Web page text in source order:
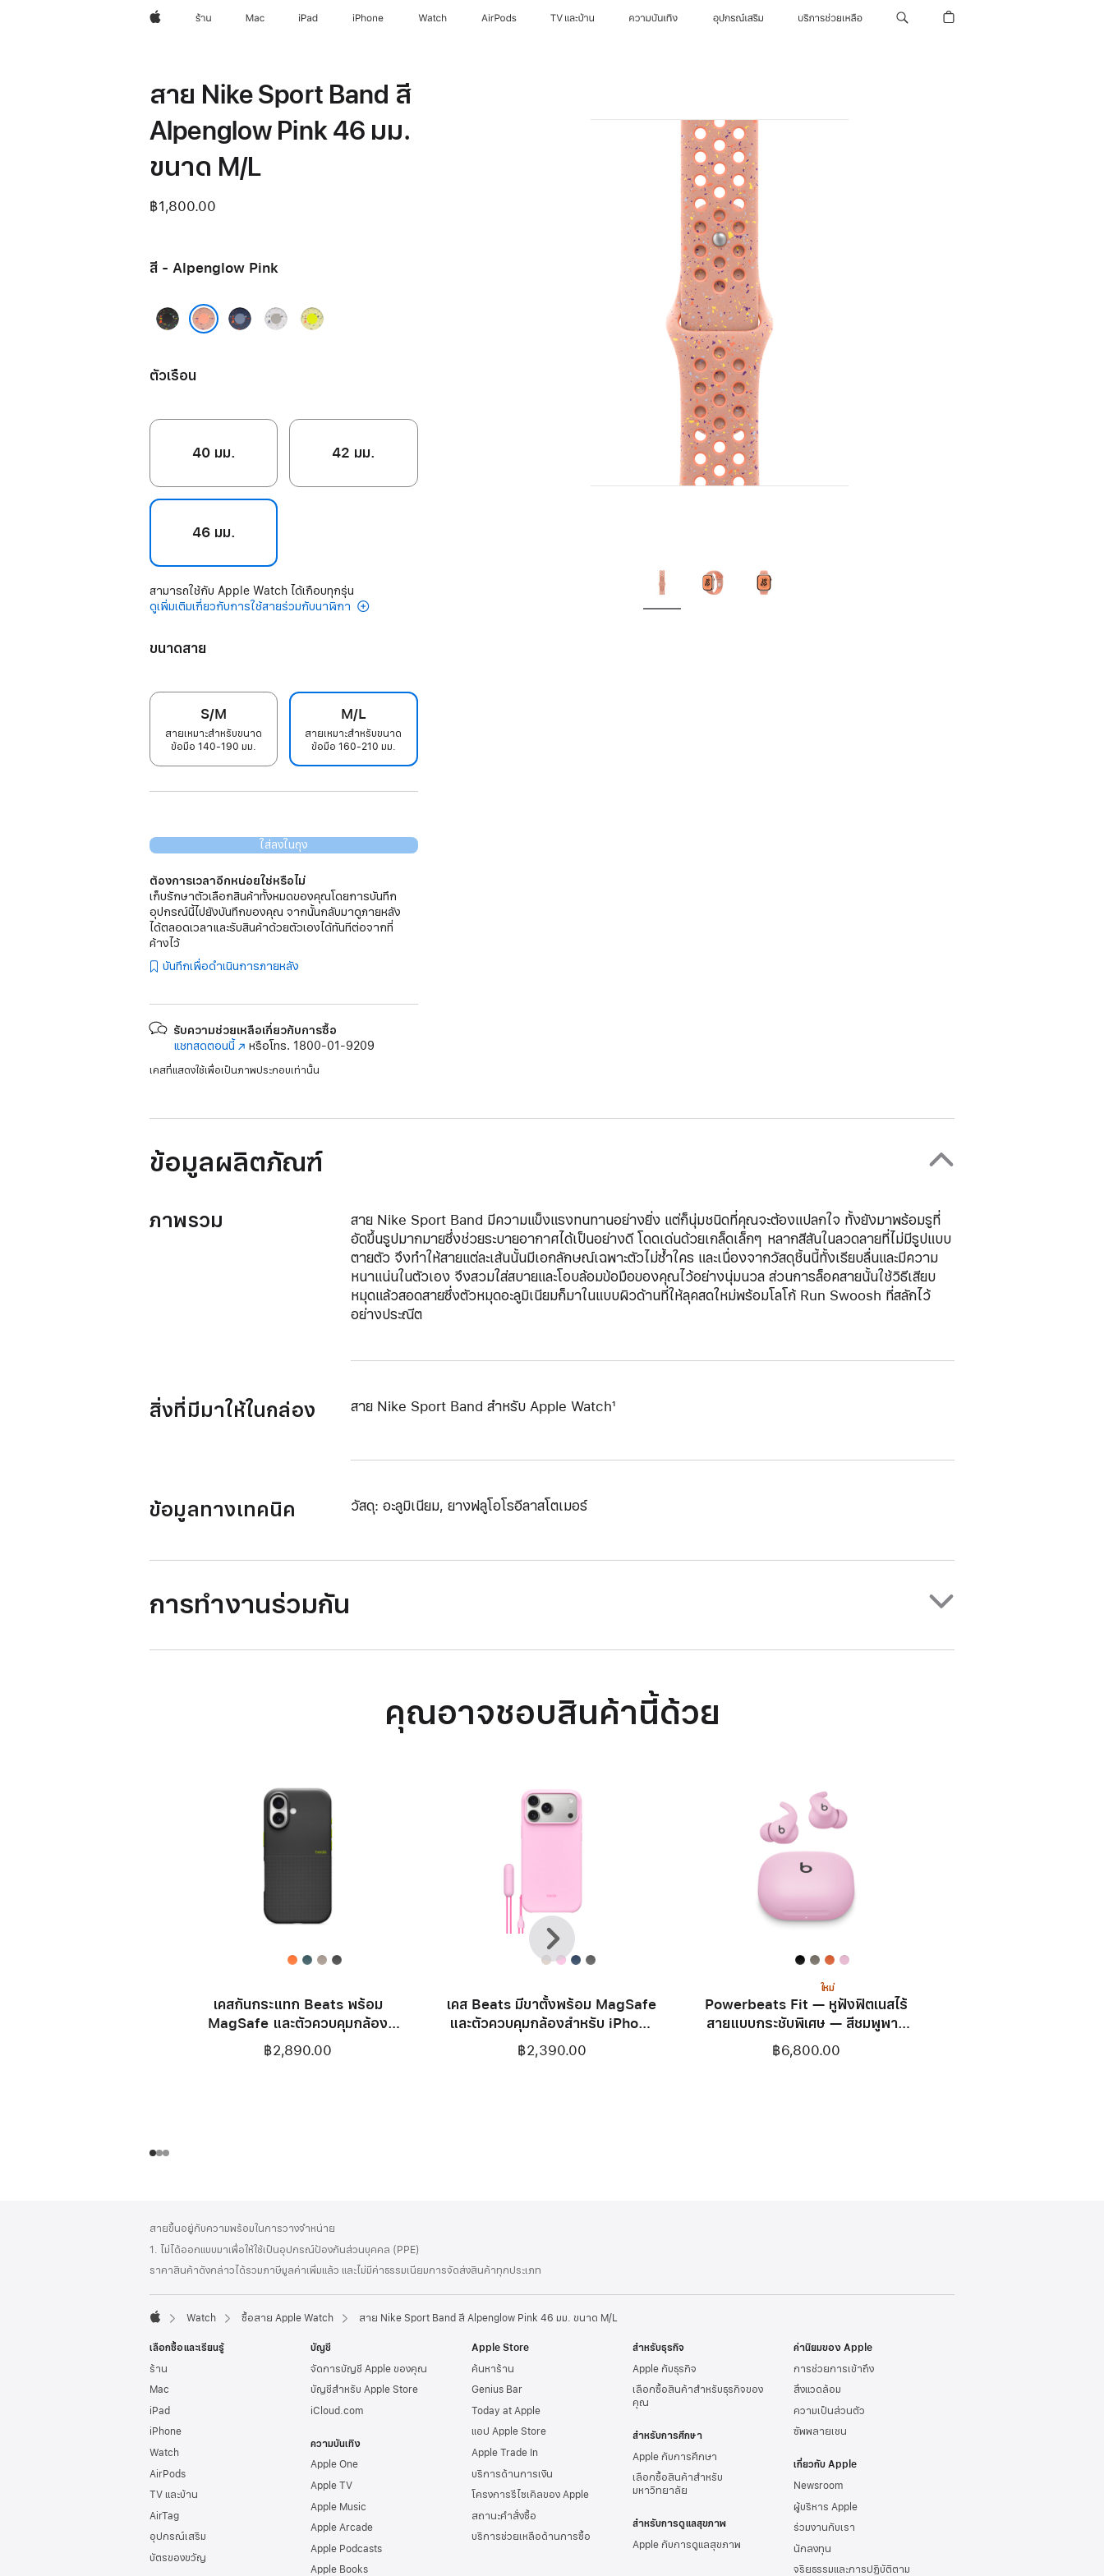
Appleร้าน Mac iPad iPhone Watch AirPods TV และบ้าน ความบันเทิง อุปกรณ์เสริม บริการช่วยเหลือ
สาย Nike Sport Band สี
Alpenglow Pink 46 มม.
ขนาด M/L
฿1,800.00
สี - Alpenglow Pink
Midnight
BlackAlpenglow Pink
Blue
Ribbon
Veiled
Grey
Volt
Splash
ตัวเรือน
40 มม. 42 มม.
46 มม.
สามารถใช้กับ Apple Watch ได้เกือบทุกรุ่น
ดูเพิ่มเติมเกี่ยวกับการใช้สายร่วมกับนาฬิกา
ขนาดสาย
S/M
สายเหมาะสำหรับขนาด
ข้อมือ 140-190 มม.
M/L
สายเหมาะสำหรับขนาด
ข้อมือ 160-210 มม.
ใส่ลงในถุง
ต้องการเวลาอีกหน่อยใช่หรือไม่
เก็บรักษาตัวเลือกสินค้าทั้งหมดของคุณโดยการบันทึก
อุปกรณ์นี้ไปยังบันทึกของคุณ จากนั้นกลับมาดูภายหลัง
ได้ตลอดเวลาและรับสินค้าด้วยตัวเองได้ทันทีต่อจากที่
ค้างไว้
บันทึกเพื่อดำเนินการภายหลัง
รับความช่วยเหลือเกี่ยวกับการซื้อ
แชทสดตอนนี้(เปิด
หน้าต่าง
หรือโทร. 1800-01-9209
เคสที่แสดงใช้เพื่อเป็นภาพประกอบเท่านั้น
ข้อมูลผลิตภัณฑ์
ภาพรวม
สาย Nike Sport Band มีความแข็งแรงทนทานอย่างยิ่ง แต่ก็นุ่มชนิดที่คุณจะต้องแปลกใจ ทั้งยังมาพร้อมรูที่
อัดขึ้นรูปมากมายซึ่งช่วยระบายอากาศได้เป็นอย่างดี โดดเด่นด้วยเกล็ดเล็กๆ หลากสีสันในลวดลายที่ไม่มีรูปแบบ
ตายตัว จึงทำให้สายแต่ละเส้นนั้นมีเอกลักษณ์เฉพาะตัวไม่ซ้ำใคร และเนื่องจากวัสดุชิ้นนี้ทั้งเรียบลื่นและมีความ
หนาแน่นในตัวเอง จึงสวมใส่สบายและโอบล้อมข้อมือของคุณไว้อย่างนุ่มนวล ส่วนการล็อคสายนั้นใช้วิธีเสียบ
หมุดแล้วสอดสายซึ่งตัวหมุดอะลูมิเนียมก็มาในแบบผิวด้านที่ให้ลุคสดใหม่พร้อมโลโก้ Run Swoosh ที่สลักไว้
อย่างประณีต
สิ่งที่มีมาให้ในกล่อง สาย Nike Sport Band สำหรับ Apple Watch¹
ข้อมูลทางเทคนิค วัสดุ: อะลูมิเนียม, ยางฟลูโอโรอีลาสโตเมอร์
การทำงานร่วมกัน
คุณอาจชอบสินค้านี้ด้วย
เคสกันกระแทก Beats พร้อม
MagSafe และตัวควบคุมกล้อง
สำหรับ iPhone 17 – สีเอเวอเรสต์
แบล็ค
฿2,890.00
เคส Beats มีขาตั้งพร้อม MagSafe
และตัวควบคุมกล้องสำหรับ iPhone
17 Pro Max - สีชมพูเพบเบิลพิงค์
฿2,390.00
ใหม่
Powerbeats Fit — หูฟังฟิตเนสไร้
สายแบบกระชับพิเศษ — สีชมพูพาว
เวอร์พิงค์
฿6,800.00
ก่อน
หน้า
ถัด
ไป
ส่วน
ท้าย
กระดาษ
เชิงอรรถ
สายขึ้นอยู่กับความพร้อมในการวางจำหน่าย
1. ไม่ได้ออกแบบมาเพื่อให้ใช้เป็นอุปกรณ์ป้องกันส่วนบุคคล (PPE)
ราคาสินค้าดังกล่าวได้รวมภาษีมูลค่าเพิ่มแล้ว และไม่มีค่าธรรมเนียมการจัดส่งสินค้าทุกประเภท
Watch ซื้อสาย Apple Watch
สาย Nike Sport Band สี Alpenglow Pink 46 มม. ขนาด M/L
เลือกซื้อและเรียนรู้
ร้าน
Mac
iPad
iPhone
Watch
AirPods
TV และบ้าน
AirTag
อุปกรณ์เสริม
บัตรของขวัญ
บัญชี
จัดการบัญชี Apple ของคุณ
บัญชีสำหรับ Apple Store
iCloud.com
ความบันเทิง
Apple One
Apple TV
Apple Music
Apple Arcade
Apple Podcasts
Apple Books
Apple Store
ค้นหาร้าน
Genius Bar
Today at Apple
แอป Apple Store
Apple Trade In
บริการด้านการเงิน
โครงการรีไซเคิลของ Apple
สถานะคำสั่งซื้อ
บริการช่วยเหลือด้านการซื้อ
สำหรับธุรกิจ
Apple กับธุรกิจ
เลือกซื้อสินค้าสำหรับธุรกิจของ
คุณ
สำหรับการศึกษา
Apple กับการศึกษา
เลือกซื้อสินค้าสำหรับ
มหาวิทยาลัย
สำหรับการดูแลสุขภาพ
Apple กับการดูแลสุขภาพ
ค่านิยมของ Apple
การช่วยการเข้าถึง
สิ่งแวดล้อม
ความเป็นส่วนตัว
ซัพพลายเชน
เกี่ยวกับ Apple
Newsroom
ผู้บริหาร Apple
ร่วมงานกับเรา
นักลงทุน
จริยธรรมและการปฏิบัติตาม